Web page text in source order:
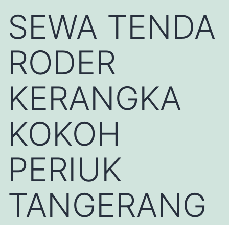
SEWA TENDA
RODER
KERANGKA
KOKOH
PERIUK
TANGERANG